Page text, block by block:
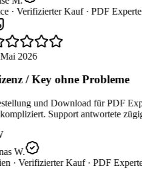
· Verifizierter Kauf · PDF
2026
/ Key ohne Probleme
und Download für PDF
Support antwortete
W.
· Verifizierter Kauf · PDF